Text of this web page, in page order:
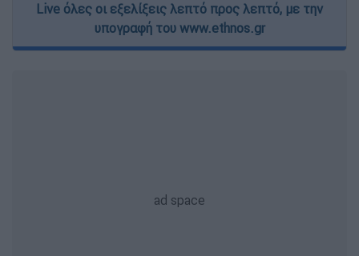
Live όλες οι εξελίξεις λεπτό προς λεπτό, με την
υπογραφή του www.ethnos.gr